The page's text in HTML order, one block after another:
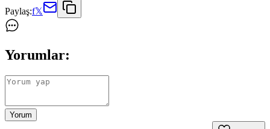
Paylaş:f𝕏
Yorumlar:
Yorum